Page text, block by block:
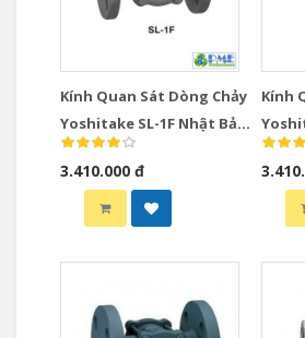
Kính Quan Sát Dòng Chảy
Yoshitake SL-1F Nhật Bản
DN15-DN50 Mặt Bích
JIS10K
3.410.000 đ
Kính